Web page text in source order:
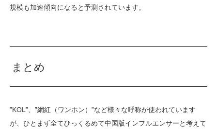
規模も加速傾向になると予測されています。
まとめ
”KOL”、”網紅（ワンホン）”など様々な呼称が使われています
が、ひとまず全てひっくるめて中国版インフルエンサーと考えて